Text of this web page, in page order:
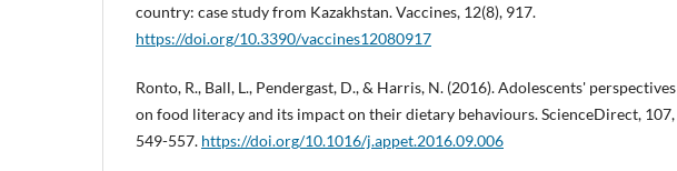
country: case study from Kazakhstan. Vaccines, 12(8), 917.
https://doi.org/10.3390/vaccines12080917
Ronto, R., Ball, L., Pendergast, D., & Harris, N. (2016). Adolescents' perspectives
on food literacy and its impact on their dietary behaviours. ScienceDirect, 107,
549-557. https://doi.org/10.1016/j.appet.2016.09.006